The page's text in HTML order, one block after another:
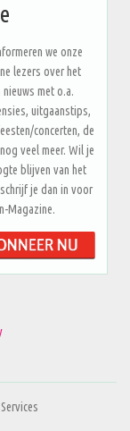
we onze
lezers over het
met o.a.
uitgaanstips,
concerten, de
veel meer. Wil je
blijven van het
je dan in voor
Magazine.